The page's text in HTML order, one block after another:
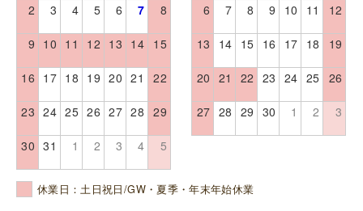
2 3 4 5 6 7 8
9 10 11 12 13 14 15
16 17 18 19 20 21 22
23 24 25 26 27 28 29
30 31 1 2 3 4 5
6 7 8 9 10 11 12
13 14 15 16 17 18 19
20 21 22 23 24 25 26
27 28 29 30 1 2 3
休業日：土日祝日/GW・夏季・年末年始休業